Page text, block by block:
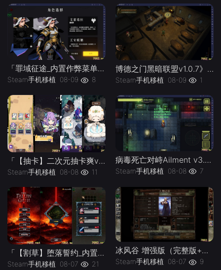
「罪域征途_内置作弊菜单」-手机移植版下载-.均亲测可玩
Steam手机移植 08-09 8
博德之门黑暗联盟v1.0.7》[完整版]Steam移植
Steam手机移植 08-09 1
「【抽卡】二次元抽卡爽v0.34.4_免广告-手机移植版下载-.均亲测可玩
Steam手机移植 08-08 11
病毒死亡对峙Ailment v3.3.5》[完整版]Steam移植
Steam手机移植 08-08 7
「【割草】堕落誓约_内置作弊菜单」-手机移植版下载-.均亲测可玩
Steam手机移植 08-07 21
冰风谷 增强版（完整版+菜单版）Steam移植 特别好评的龙与地下城规则奇幻角色扮演游戏！
Steam手机移植 08-07 9